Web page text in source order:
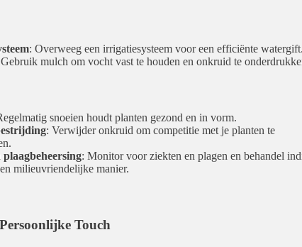
: Overweeg een irrigatiesysteem voor een efficiënte watergift.
mulch om vocht vast te houden en onkruid te
snoeien houdt planten gezond en in vorm.
: Verwijder onkruid om competitie met je planten te
plaagbeheersing: Monitor voor ziekten en plagen en behandel
milieuvriendelijke manier.
Touch